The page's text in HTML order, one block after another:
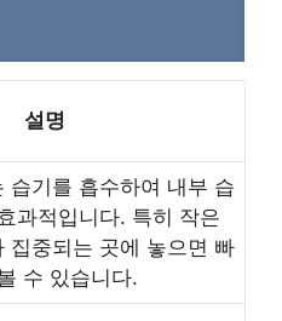
설명
습기를 흡수하여 내부 습
과적입니다. 특히 작은
집중되는 곳에 놓으면 빠
수 있습니다.